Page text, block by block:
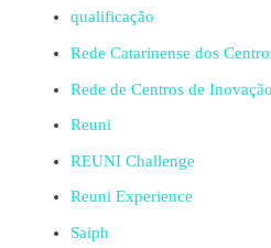
qualificação
Rede Catarinense dos
Rede de Centros de Inovação
Reuni
REUNI Challenge
Reuni Experience
Saiph